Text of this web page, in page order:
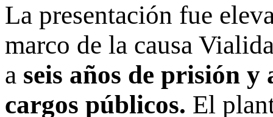
La presentación fue
marco de la causa
a seis años de prisión
cargos públicos. El